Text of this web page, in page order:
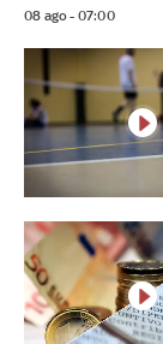
08 ago - 07:00